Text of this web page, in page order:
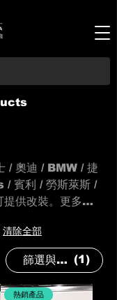
/ 奧迪 / BMW / 捷
供改裝。更多車
清除全部
篩選與排序(1)
熱銷產品